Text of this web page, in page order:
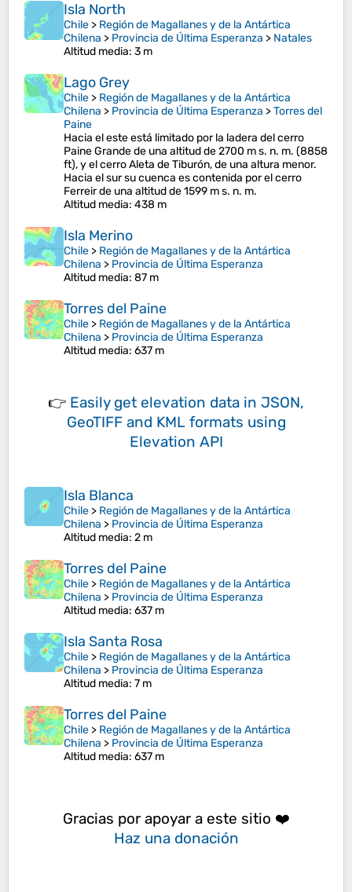
Isla North
Chile > Región de Magallanes y de la Antártica
Chilena > Provincia de Última Esperanza > Natales
Altitud media: 3 m
Lago Grey
Chile > Región de Magallanes y de la Antártica
Chilena > Provincia de Última Esperanza >Torres del
Paine
Hacia el este está limitado por la ladera del cerro
Paine Grande de una altitud de 2700 m s. n. m. (8858
ft), y el cerro Aleta de Tiburón, de una altura menor.
Hacia el sur su cuenca es contenida por el cerro
Ferreir de una altitud de 1599 m s. n. m.
Altitud media: 438 m
Isla Merino
Chile > Región de Magallanes y de la Antártica
Chilena > Provincia de Última Esperanza
Altitud media: 87 m
Torres del Paine
Chile > Región de Magallanes y de la Antártica
Chilena > Provincia de Última Esperanza
Altitud media: 637 m
👉 Easily get elevation data in JSON,
GeoTIFF and KML formats using
Elevation API
Isla Blanca
Chile > Región de Magallanes y de la Antártica
Chilena > Provincia de Última Esperanza
Altitud media: 2 m
Torres del Paine
Chile > Región de Magallanes y de la Antártica
Chilena > Provincia de Última Esperanza
Altitud media: 637 m
Isla Santa Rosa
Chile > Región de Magallanes y de la Antártica
Chilena > Provincia de Última Esperanza
Altitud media: 7 m
Torres del Paine
Chile > Región de Magallanes y de la Antártica
Chilena > Provincia de Última Esperanza
Altitud media: 637 m
Gracias por apoyar a este sitio ❤️
Haz una donación